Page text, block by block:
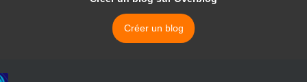
Créer un blog